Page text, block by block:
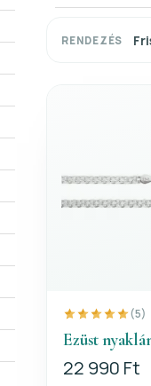
RENDEZÉS
(5)
Ezüst
22 990 Ft